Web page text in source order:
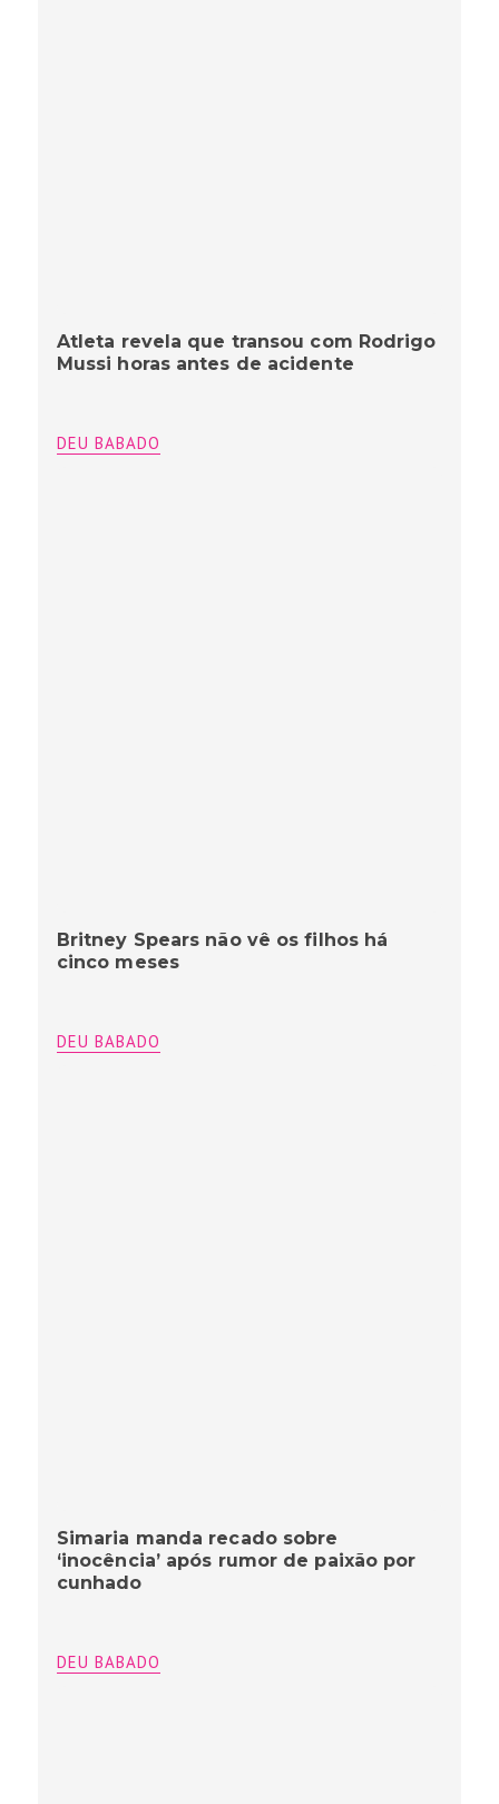
Atleta revela que transou com Rodrigo
Mussi horas antes de acidente
DEU BABADO
Britney Spears não vê os filhos há
cinco meses
DEU BABADO
Simaria manda recado sobre
‘inocência’ após rumor de paixão por
cunhado
DEU BABADO